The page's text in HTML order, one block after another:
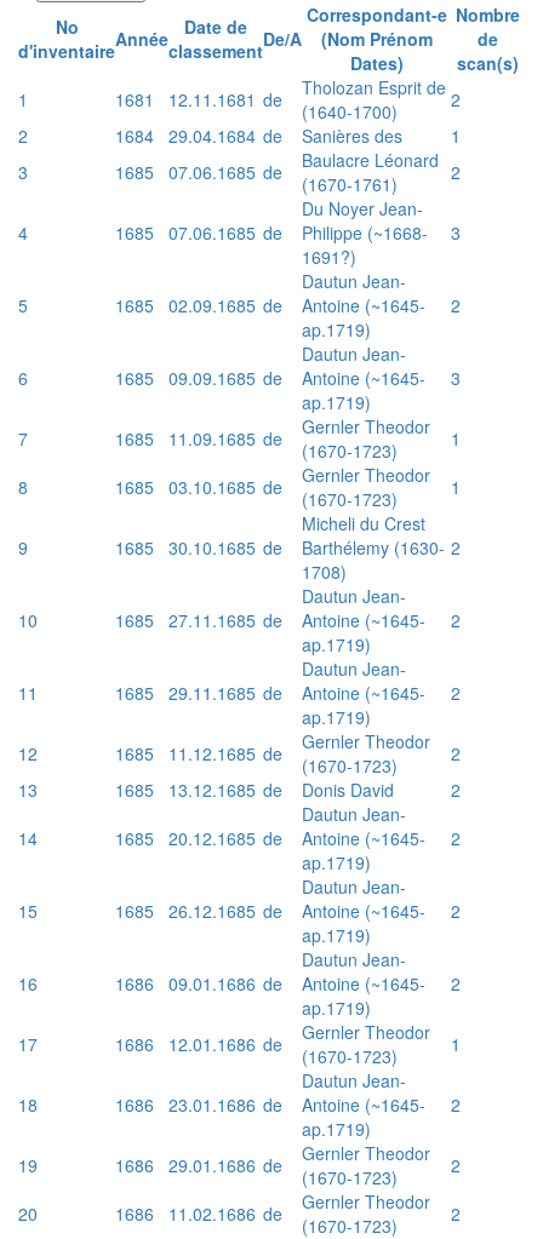
No
d'inventaireAnnée
Date de
classementDe/A
Correspondant-e
(Nom Prénom
Dates)
Nombre
de
scan(s)
1
1681 12.11.1681 de
Tholozan Esprit de
(1640-1700)
2
2
1684 29.04.1684 de Sanières des
1
3
1685 07.06.1685 de
Baulacre Léonard
(1670-1761)
2
4 1685 07.06.1685 de
Du Noyer Jean-
Philippe (~1668-
1691?)
3
5 1685 02.09.1685 de
Dautun Jean-
Antoine (~1645-
ap.1719)
2
6 1685 09.09.1685 de
Dautun Jean-
Antoine (~1645-
ap.1719)
3
7 1685 11.09.1685 de
Gernler Theodor
(1670-1723)
1
8
1685 03.10.1685 de
Gernler Theodor
(1670-1723)
1
9 1685 30.10.1685 de
Micheli du Crest
Barthélemy (1630-
1708)
2
10 1685 27.11.1685 de
Dautun Jean-
Antoine (~1645-
ap.1719)
2
11 1685 29.11.1685 de
Dautun Jean-
Antoine (~1645-
ap.1719)
2
12 1685 11.12.1685 de
Gernler Theodor
(1670-1723)
2
13
1685 13.12.1685 de Donis David
2
14
1685 20.12.1685 de
Dautun Jean-
Antoine (~1645-
ap.1719)
2
15 1685 26.12.1685 de
Dautun Jean-
Antoine (~1645-
ap.1719)
2
16 1686 09.01.1686 de
Dautun Jean-
Antoine (~1645-
ap.1719)
2
17 1686 12.01.1686 de
Gernler Theodor
(1670-1723)
1
18 1686 23.01.1686 de
Dautun Jean-
Antoine (~1645-
ap.1719)
2
19 1686 29.01.1686 de
Gernler Theodor
(1670-1723)
2
20
1686 11.02.1686 de
Gernler Theodor
(1670-1723)
2